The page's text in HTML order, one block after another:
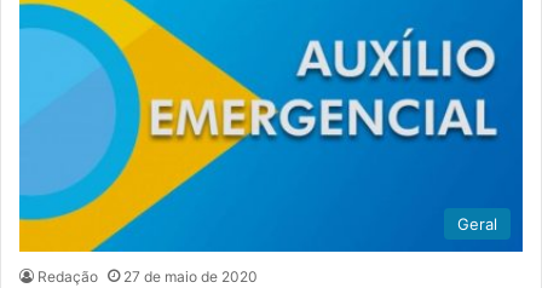
Geral
Redação 27 de maio de 2020